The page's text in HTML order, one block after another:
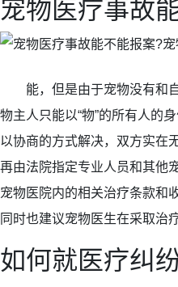
宠物医疗事故
能，但是由于宠物没有和自
物主人只能以“物”的所有人的
以协商的方式解决，双方实在
再由法院指定专业人员和其他
宠物医院内的相关治疗条款和
同时也建议宠物医生在采取治
如何就医疗纠